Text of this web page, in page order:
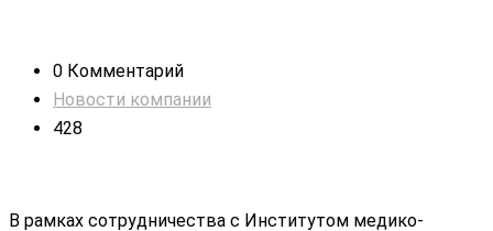
0 Комментарий
Новости компании
428
В рамках сотрудничества с Институтом медико-